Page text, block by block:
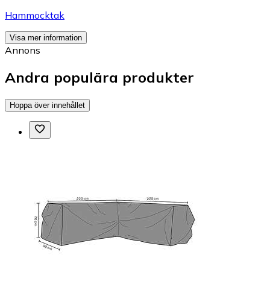
Hammocktak
Visa mer information
Annons
Andra populära produkter
Hoppa över innehållet